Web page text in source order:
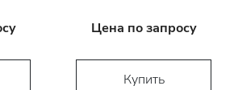
Цена по запросу
Купить